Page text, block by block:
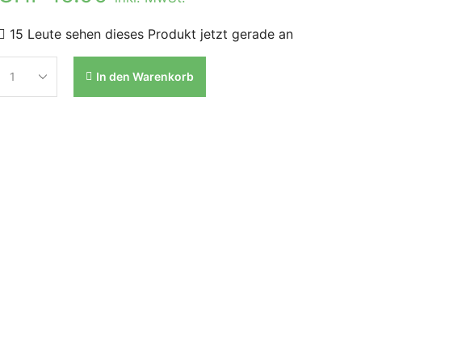
15 Leute sehen dieses Produkt jetzt gerade an
In den Warenkorb